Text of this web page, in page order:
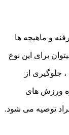
و ماهیچه ها
برای این نوع
از
ورزش های
توصیه می شود.